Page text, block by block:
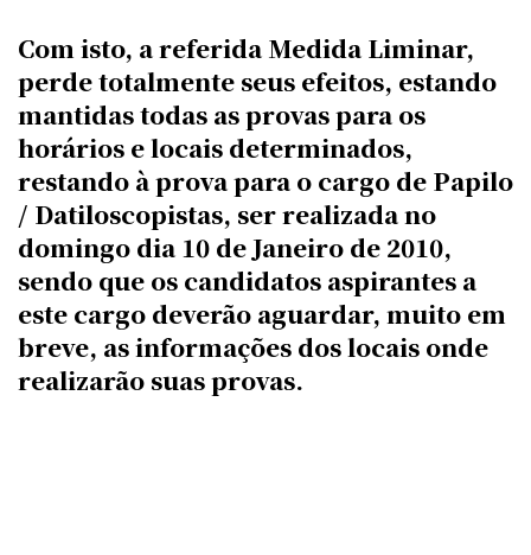
Com isto, a referida Medida Liminar,
perde totalmente seus efeitos, estando
mantidas todas as provas para os
horários e locais determinados,
restando à prova para o cargo de Papilo
/ Datiloscopistas, ser realizada no
domingo dia 10 de Janeiro de 2010,
sendo que os candidatos aspirantes a
este cargo deverão aguardar, muito em
breve, as informações dos locais onde
realizarão suas provas.